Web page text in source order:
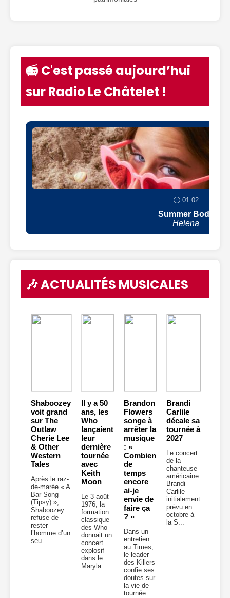
📻 C'est passé aujourd’hui
sur Radio Le Châtelet !
🕒 01:02
Summer Body
Helena
🎶 ACTUALITÉS MUSICALES
Shaboozey
voit grand
sur The
Outlaw
Cherie Lee
& Other
Western
Tales
Après le raz-
de-marée « A
Bar Song
(Tipsy) »,
Shaboozey
refuse de
rester
l’homme d’un
seu...
Il y a 50
ans, les
Who
lançaient
leur
dernière
tournée
avec
Keith
Moon
Le 3 août
1976, la
formation
classique
des Who
donnait un
concert
explosif
dans le
Maryla...
Brandon
Flowers
songe à
arrêter la
musique
: «
Combien
de
temps
encore
ai-je
envie de
faire ça
? »
Dans un
entretien
au Times,
le leader
des Killers
confie ses
doutes sur
la vie de
tournée...
Brandi
Carlile
décale sa
tournée à
2027
Le concert
de la
chanteuse
américaine
Brandi
Carlile
initialement
prévu en
octobre à
la S...